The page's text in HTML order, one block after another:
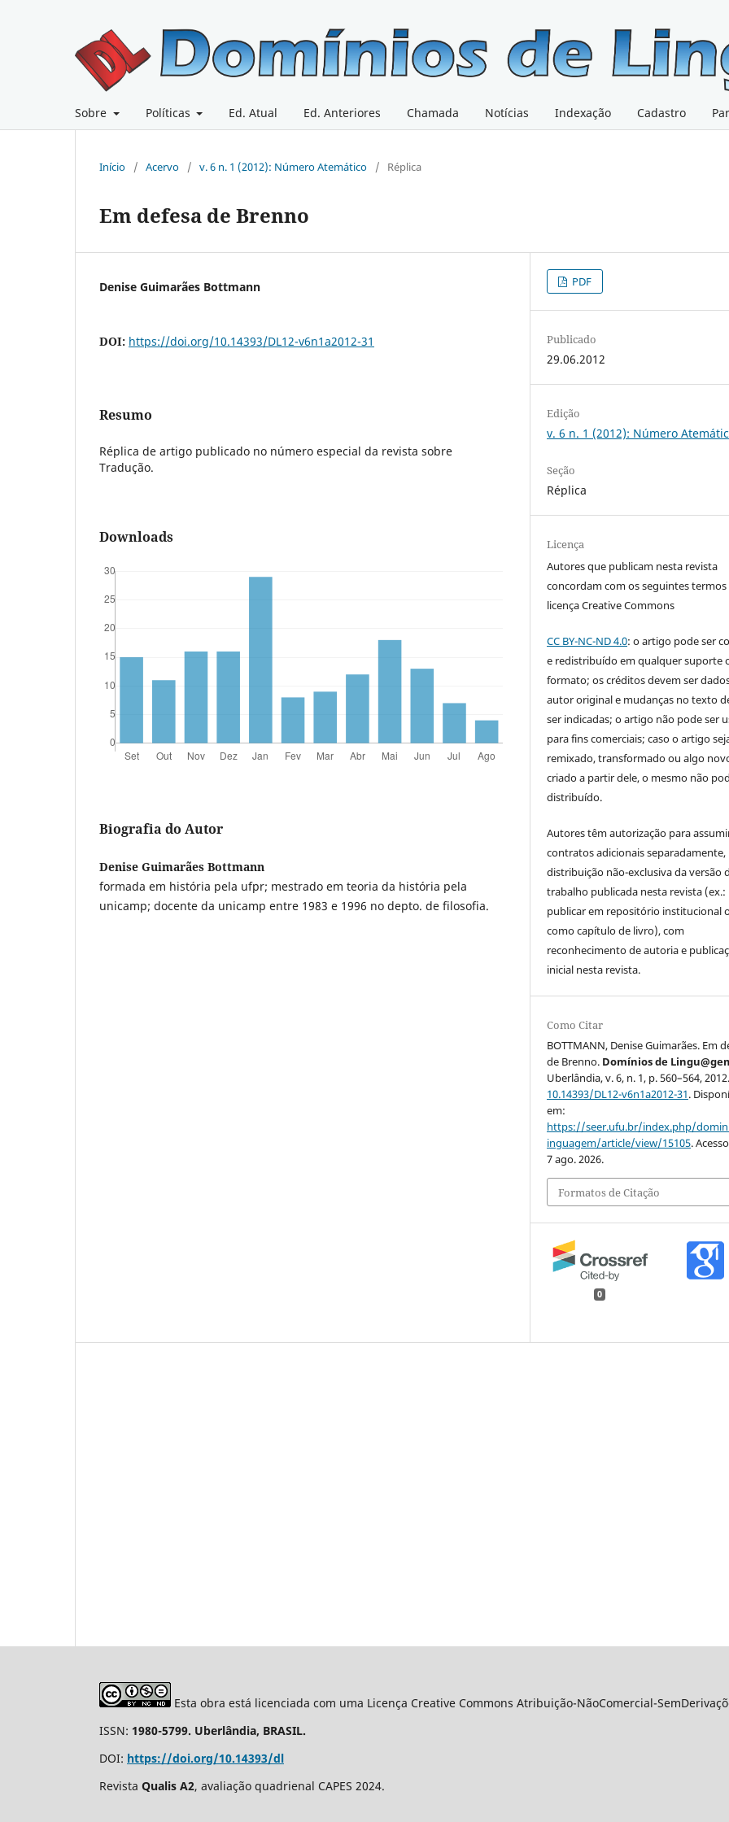
Sobre Políticas Ed. Atual Ed. Anteriores Chamada Notícias Indexação Cadastro
Início / Acervo / v. 6 n. 1 (2012): Número Atemático / Réplica
Em defesa de Brenno
Denise Guimarães Bottmann
DOI: https://doi.org/10.14393/DL12-v6n1a2012-31
Resumo
Réplica de artigo publicado no número especial da revista sobre
Tradução.
Downloads
Biografia do Autor
Denise Guimarães Bottmann
formada em história pela ufpr; mestrado em teoria da história pela
unicamp; docente da unicamp entre 1983 e 1996 no depto. de filosofia.
PDF
Publicado
29.06.2012
Edição
v. 6 n. 1 (2012): Número
Seção
Réplica
Licença
Autores que publicam nesta revista
concordam com os seguintes termos
licença Creative Commons
CC BY-NC-ND 4.0: o artigo pode ser
e redistribuído em qualquer suporte
formato; os créditos devem ser
autor original e mudanças no texto
ser indicadas; o artigo não pode ser
para fins comerciais; caso o artigo
remixado, transformado ou algo
criado a partir dele, o mesmo não
distribuído.
Autores têm autorização para
contratos adicionais separadamente,
distribuição não-exclusiva da versão
trabalho publicada nesta revista (ex.:
publicar em repositório institucional
como capítulo de livro), com
reconhecimento de autoria e
inicial nesta revista.
Como Citar
BOTTMANN, Denise Guimarães. Em
de Brenno. Domínios de
Uberlândia, v. 6, n. 1, p. 560–564,
10.14393/DL12-v6n1a2012-31.
em:
https://seer.ufu.br/index.php/
inguagem/article/view/15105.
7 ago. 2026.
Formatos de Citação
0
Esta obra está licenciada com uma Licença Creative Commons Atribuição-NãoComercial-
ISSN: 1980-5799. Uberlândia, BRASIL.
DOI: https://doi.org/10.14393/dl
Revista Qualis A2, avaliação quadrienal CAPES 2024.